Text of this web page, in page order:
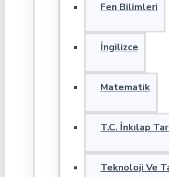
Fen Bilimleri
İngilizce
Matematik
T.C. İnkılap
Teknoloji Ve